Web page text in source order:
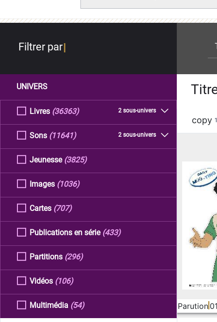
Filtrer par
UNIVERS
Livres 2 sous-univers
(36363)
Sons 2 sous-univers
(11641)
Jeunesse (3825)
Images (1036)
Cartes (707)
Publications en série (433)
Partitions (296)
Vidéos (106)
Multimédia (54)
copy
Parution